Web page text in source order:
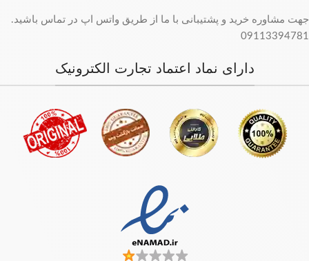
جهت مشاوره خرید و پشتیبانی با ما از طریق واتس اپ در تماس باشید.
09113394781
دارای نماد اعتماد تجارت الکترونیک